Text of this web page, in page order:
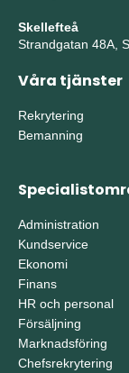
Skellefteå
Strandgatan 48A,
Våra tjänster
Rekrytering
Bemanning
Administration
Kundservice
Ekonomi
Finans
HR och personal
Försäljning
Marknadsföring
Chefsrekrytering